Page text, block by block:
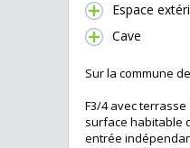
Espace
Cave
Sur la commune de
F3/4 avec
surface habitable
entrée